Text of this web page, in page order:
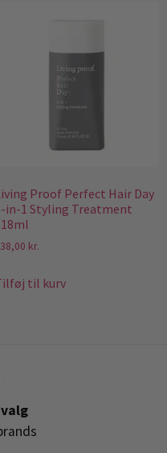
Proof Perfect Hair Day
in-1 Styling Treatment
kr.
til kurv